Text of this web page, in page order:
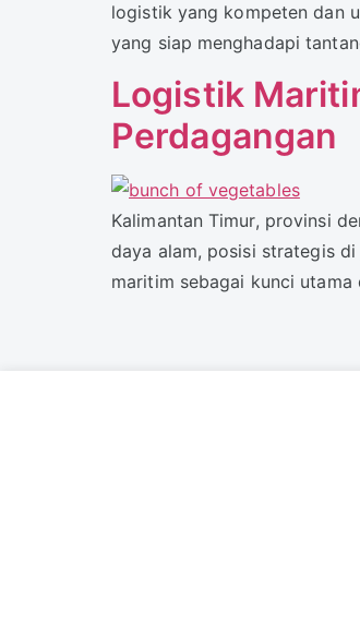
logistik yang kompeten dan
yang siap menghadapi
Logistik
Perdagangan
Kalimantan Timur, provinsi
daya alam, posisi strategis
maritim sebagai kunci